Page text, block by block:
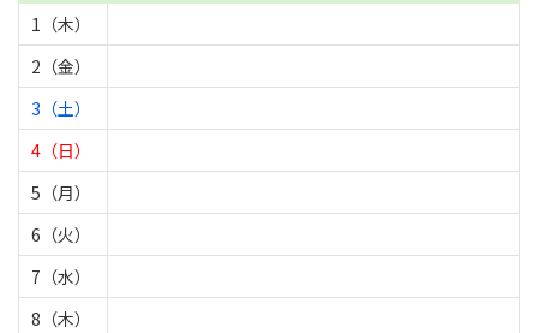
1（木）
2（金）
3（土）
4（日）
5（月）
6（火）
7（水）
8（木）